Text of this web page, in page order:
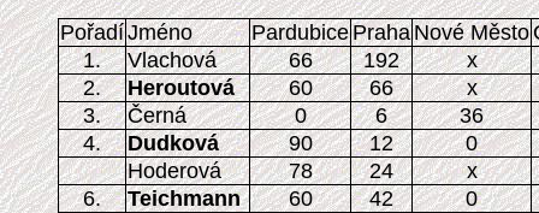
PořadíJméno PardubicePrahaNové Město
1.
Vlachová 66 192
x
2.
Heroutová 60 66
x
3.
Černá 0 6
36
4.
Dudková 90 12
0
Hoderová
78 24
x
6.
Teichmann 60 42
0